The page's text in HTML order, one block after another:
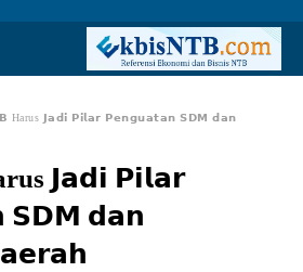
Harus 𝗝𝗮𝗱𝗶 𝗣𝗶𝗹𝗮𝗿 𝗣𝗲𝗻𝗴𝘂𝗮𝘁𝗮𝗻 𝗦𝗗𝗠 𝗱𝗮𝗻
𝗝𝗮𝗱𝗶 𝗣𝗶𝗹𝗮𝗿
𝗦𝗗𝗠 𝗱𝗮𝗻